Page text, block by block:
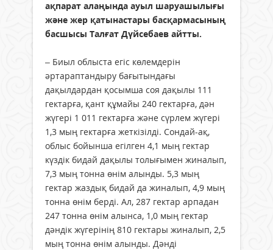
ақпарат алаңында ауыл шаруашылығы
және жер қатынастары басқармасының
басшысы Талғат Дүйсебаев айтты.
– Биыл облыста егіс көлемдерін
әртараптандыру бағытындағы
дақылдардан қосымша соя дақылы 111
гектарға, қант құмайы 240 гектарға, дән
жүгері 1 011 гектарға және сүрлем жүгері
1,3 мың гектарға жеткізілді. Сондай-ақ,
облыс бойынша егілген 4,1 мың гектар
күздік бидай дақылы толығымен жиналып,
7,3 мың тонна өнім алынды. 5,3 мың
гектар жаздық бидай да жиналып, 4,9 мың
тонна өнім берді. Ал, 287 гектар арпадан
247 тонна өнім алынса, 1,0 мың гектар
дәндік жүгерінің 810 гектары жиналып, 2,5
мың тонна өнім алынды. Дәнді